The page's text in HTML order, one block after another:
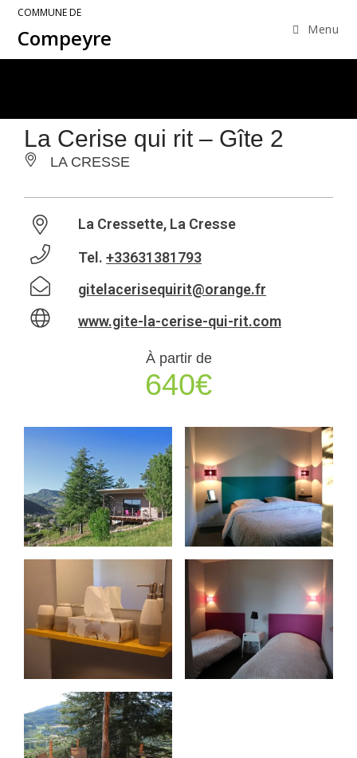
COMMUNE DE
Compeyre Menu
La Cerise qui rit – Gîte 2
LA CRESSE
La Cressette, La Cresse
Tel. +33631381793
gitelacerisequirit@orange.fr
www.gite-la-cerise-qui-rit.com
À partir de
640€